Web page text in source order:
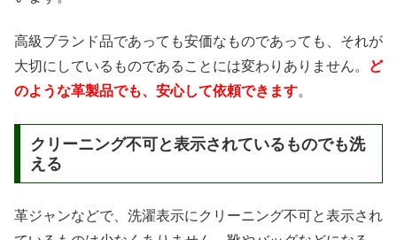
高級ブランド品であっても安価なものであっても、それが
大切にしているものであることには変わりありません。
ど
のような革製品でも、安心して依頼できます。
クリーニング不可と表示されているものでも洗
える
革ジャンなどで、洗濯表示にクリーニング不可と表示され